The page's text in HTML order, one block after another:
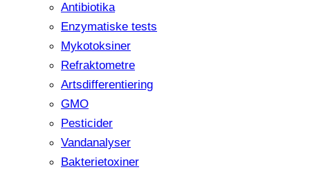
Antibiotika
Enzymatiske tests
Mykotoksiner
Refraktometre
Artsdifferentiering
GMO
Pesticider
Vandanalyser
Bakterietoxiner